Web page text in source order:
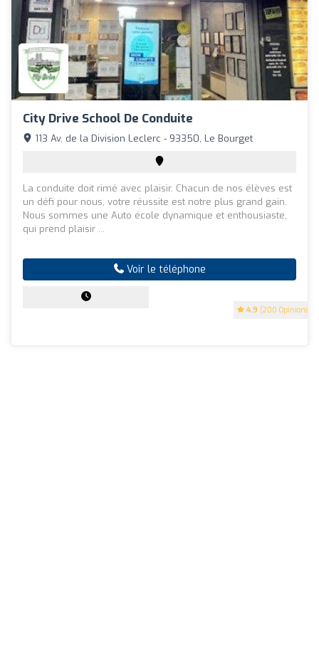
City Drive School De Conduite
4.9 (200 Opinions)
113 Av. de la Division Leclerc - 93350, Le Bourget
La conduite doit rimé avec plaisir. Chacun de nos élèves est
un défi pour nous, votre réussite est notre plus grand gain.
Nous sommes une Auto école dynamique et enthousiaste,
qui prend plaisir ...
Voir le téléphone